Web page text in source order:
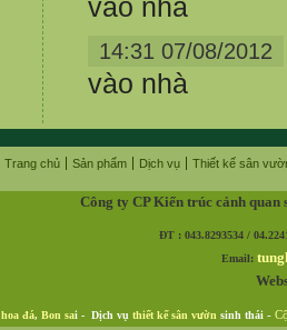
vào nhà
14:31 07/08/2012
vào nhà
Trang chủ Sản phẩm Dịch vụ Thiết kế sân
Công ty CP Kiến trúc cảnh
ĐT : 043.8293534 /
Email:
hoa đá, Bon sai - Dịch vụ thiết kế sân vườn sinh thái -